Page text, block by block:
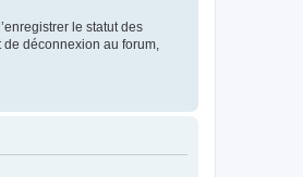
le statut des
de déconnexion au forum,